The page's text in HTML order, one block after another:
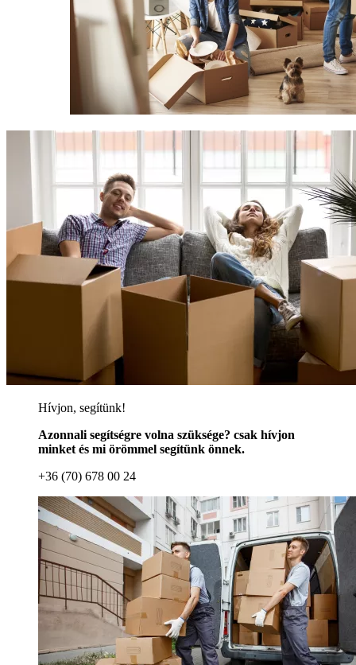
Hívjon, segítünk!
Azonnali segítségre volna szüksége? csak hívjon
minket és mi örömmel segítünk önnek.
+36 (70) 678 00 24